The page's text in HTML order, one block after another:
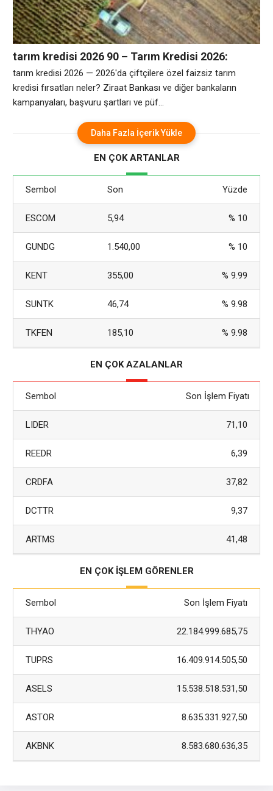
tarım kredisi 2026 90 – Tarım Kredisi 2026:
Çiftçilere Özel Faizsiz Kredi İmkanları
tarım kredisi 2026 — 2026'da çiftçilere özel faizsiz tarım
kredisi fırsatları neler? Ziraat Bankası ve diğer bankaların
kampanyaları, başvuru şartları ve püf...
Daha Fazla İçerik Yükle
EN ÇOK ARTANLAR
Sembol Son Yüzde
ESCOM 5,94 % 10
GUNDG 1.540,00 % 10
KENT 355,00 % 9.99
SUNTK 46,74 % 9.98
TKFEN 185,10 % 9.98
EN ÇOK AZALANLAR
Sembol Son İşlem Fiyatı
LIDER 71,10
REEDR 6,39
CRDFA 37,82
DCTTR 9,37
ARTMS 41,48
EN ÇOK İŞLEM GÖRENLER
Sembol Son İşlem Fiyatı
THYAO 22.184.999.685,75
TUPRS 16.409.914.505,50
ASELS 15.538.518.531,50
ASTOR 8.635.331.927,50
AKBNK 8.583.680.636,35